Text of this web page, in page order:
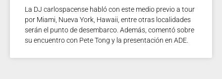
La DJ carlospacense habló con este medio previo a tour
por Miami, Nueva York, Hawaii, entre otras localidades
serán el punto de desembarco. Además, comentó sobre
su encuentro con Pete Tong y la presentación en ADE.